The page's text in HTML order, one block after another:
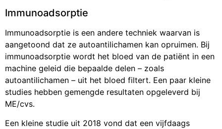
Immunoadsorptie
Immunoadsorptie is een andere techniek waarvan is
aangetoond dat ze autoantilichamen kan opruimen. Bij
immunoadsorptie wordt het bloed van de patiënt in een
machine geleid die bepaalde delen – zoals
autoantilichamen – uit het bloed filtert. Een paar kleine
studies hebben gemengde resultaten opgeleverd bij
ME/cvs.
Een kleine studie uit 2018 vond dat een vijfdaags